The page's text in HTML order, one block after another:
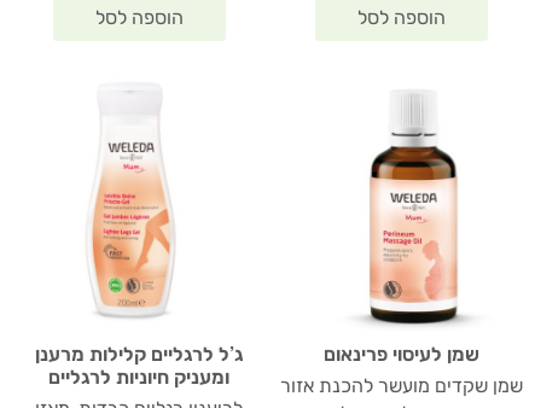
שמן לעיסוי פרינאום
שמן שקדים מועשר להכנת אזור
ג’ל לרגליים קלילות מרענן
ומעניק חיוניות לרגליים